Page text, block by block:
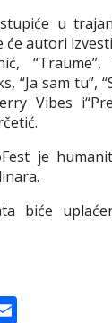
u
autori
“Ja sam tu”,
Vibes
je
biće